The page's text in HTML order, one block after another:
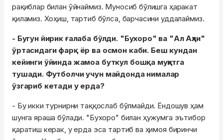
рақиблар билан ўйнаймиз. Муносиб бўлишга ҳаракат
қиламиз. Хоҳиш, тартиб бўлса, барчасини уддалаймиз.
- Бугун йирик ғалаба бўлди. "Бухоро" ва "Ал Аҳли"
ўртасидаги фарқ ёр ва осмон каби. Беш кундан
кейинги ўйинда жамоа буткул бошқа муҳитга
тушади. Футболчи учун майдонда нималар
ўзгариб кетади у ерда?
- Бу икки турнирни таққослаб бўлмайди. Ёндошув ҳам
шунга яраша бўлади. "Бухоро" билан ҳужумга эътибор
қаратиш керак, у ерда эса тартиб ва ҳимоя биринчи